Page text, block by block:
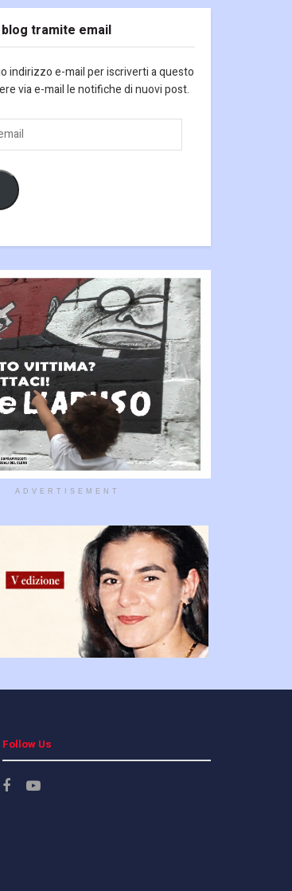
tramite email
indirizzo e-mail per iscriverti a questo
via e-mail le notifiche di nuovi post.
ADVERTISEMENT
Follow Us